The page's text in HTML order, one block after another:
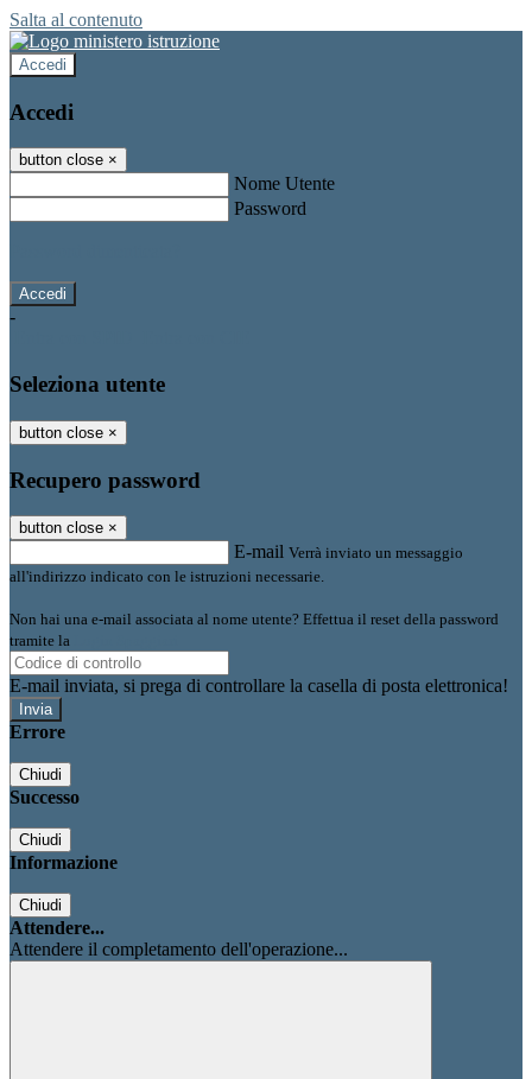
Salta al contenuto
Accedi
Accedi
button close ×
Nome Utente
Password
-
Seleziona utente
button close ×
Recupero password
button close ×
E-mail Verrà inviato un messaggio
all'indirizzo indicato con le istruzioni necessarie.
Non hai una e-mail associata al nome utente? Effettua il reset della password
tramite la
E-mail inviata, si prega di controllare la casella di posta elettronica!
Errore
Chiudi
Successo
Chiudi
Informazione
Chiudi
Attendere...
Attendere il completamento dell'operazione...